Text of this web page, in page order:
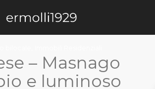
– Masnago
e luminoso